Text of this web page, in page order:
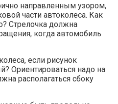
направленным узором,
части автоколеса. Как
Стрелочка должна
когда автомобиль
если рисунок
Ориентироваться надо на
располагаться сбоку